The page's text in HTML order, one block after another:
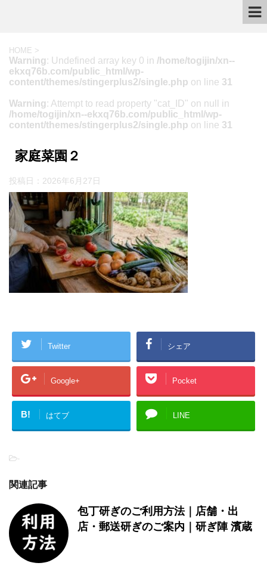
HOME >
Warning: Undefined array key 0 in /home/togijin/xn--
ekxq76b.com/public_html/wp-
content/themes/stingerplus2/single.php on line 31
Warning: Attempt to read property "cat_ID" on null in
/home/togijin/xn--ekxq76b.com/public_html/wp-
content/themes/stingerplus2/single.php on line 31
家庭菜園２
投稿日： 2026年6月27日
Twitter シェア
Google+ Pocket
B! はてブ LINE
-
関連記事
包丁研ぎのご利用方法｜店舗・出
店・郵送研ぎのご案内｜研ぎ陣 濱蔵